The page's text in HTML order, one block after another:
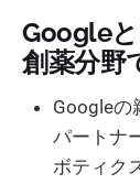
Google
創薬分野
Googleの
パートナ
ボティク